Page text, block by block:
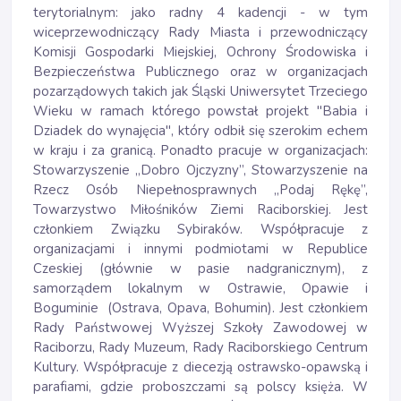
terytorialnym: jako radny 4 kadencji - w tym
wiceprzewodniczący Rady Miasta i przewodniczący
Komisji Gospodarki Miejskiej, Ochrony Środowiska i
Bezpieczeństwa Publicznego oraz w organizacjach
pozarządowych takich jak Śląski Uniwersytet Trzeciego
Wieku w ramach którego powstał projekt "Babia i
Dziadek do wynajęcia", który odbił się szerokim echem
w kraju i za granicą. Ponadto pracuje w organizacjach:
Stowarzyszenie „Dobro Ojczyzny”, Stowarzyszenie na
Rzecz Osób Niepełnosprawnych „Podaj Rękę”,
Towarzystwo Miłośników Ziemi Raciborskiej. Jest
członkiem Związku Sybiraków. Współpracuje z
organizacjami i innymi podmiotami w Republice
Czeskiej (głównie w pasie nadgranicznym), z
samorządem lokalnym w Ostrawie, Opawie i
Boguminie (Ostrava, Opava, Bohumin). Jest członkiem
Rady Państwowej Wyższej Szkoły Zawodowej w
Raciborzu, Rady Muzeum, Rady Raciborskiego Centrum
Kultury. Współpracuje z diecezją ostrawsko-opawską i
parafiami, gdzie proboszczami są polscy księża. W